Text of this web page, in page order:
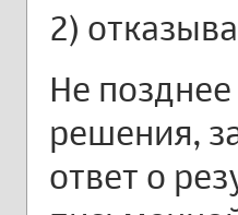
2)
Не
решения,
ответ о